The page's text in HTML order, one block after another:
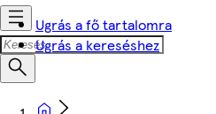
Ugrás a fő tartalomra
Ugrás a kereséshez